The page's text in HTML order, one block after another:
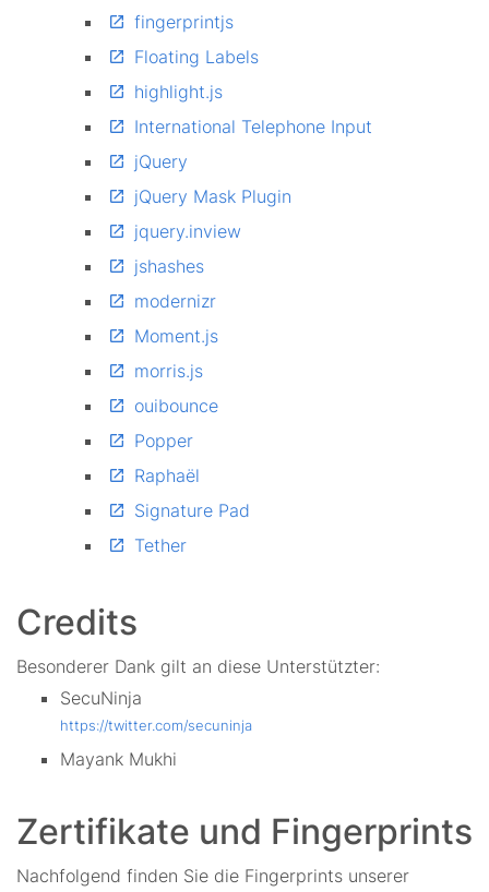
fingerprintjs
Floating Labels
highlight.js
International Telephone Input
jQuery
jQuery Mask Plugin
jquery.inview
jshashes
modernizr
Moment.js
morris.js
ouibounce
Popper
Raphaël
Signature Pad
Tether
Credits
Besonderer Dank gilt an diese Unterstützter:
SecuNinja
https://twitter.com/secuninja
Mayank Mukhi
Zertifikate und Fingerprints
Nachfolgend finden Sie die Fingerprints unserer